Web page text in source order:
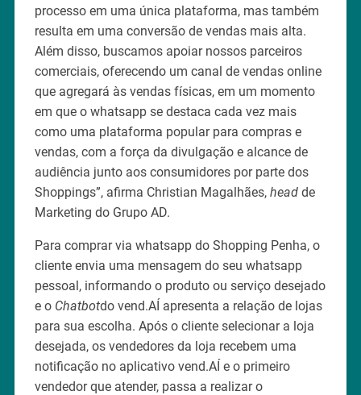
processo em uma única plataforma, mas também
resulta em uma conversão de vendas mais alta.
Além disso, buscamos apoiar nossos parceiros
comerciais, oferecendo um canal de vendas online
que agregará às vendas físicas, em um momento
em que o whatsapp se destaca cada vez mais
como uma plataforma popular para compras e
vendas, com a força da divulgação e alcance de
audiência junto aos consumidores por parte dos
Shoppings”, afirma Christian Magalhães, head de
Marketing do Grupo AD.
Para comprar via whatsapp do Shopping Penha, o
cliente envia uma mensagem do seu whatsapp
pessoal, informando o produto ou serviço desejado
e o Chatbotdo vend.AÍ apresenta a relação de lojas
para sua escolha. Após o cliente selecionar a loja
desejada, os vendedores da loja recebem uma
notificação no aplicativo vend.AÍ e o primeiro
vendedor que atender, passa a realizar o